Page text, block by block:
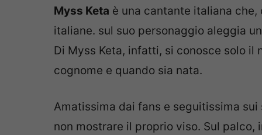
Myss Keta è una cantante italiana
italiane. sul suo personaggio aleggia
Di Myss Keta, infatti, si conosce solo il
cognome e quando sia nata.
Amatissima dai fans e seguitissima
non mostrare il proprio viso. Sul